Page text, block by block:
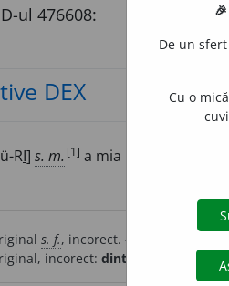
ul 476608:
DEX
RI] s. m. [1] a mia parte dintr-un
s. f., incorect. —
incorect: dintr-o curie. — gall
De un
Cu o